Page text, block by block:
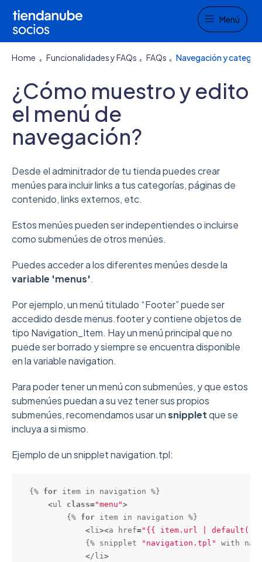
Menu
Menú
Home Funcionalidades y FAQs FAQs Navegación y
¿Cómo muestro y edito
el menú de
navegación?
Desde el adminitrador de tu tienda puedes crear
menúes para incluir links a tus categorías, páginas de
contenido, links externos, etc.
Estos menúes pueden ser indepentiendes o incluirse
como submenúes de otros menúes.
Puedes acceder a los diferentes menúes desde la
variable 'menus'.
Por ejemplo, un menú titulado “Footer” puede ser
accedido desde menus.footer y contiene objetos de
tipo Navigation_Item. Hay un menú principal que no
puede ser borrado y siempre se encuentra disponible
en la variable navigation.
Para poder tener un menú con submenúes, y que estos
submenúes puedan a su vez tener sus propios
submenúes, recomendamos usar unsnippletque se
incluya a si mismo.
Ejemplo de un snipplet navigation.tpl:
{% for item in navigation %}
<ul class="menu">
        {%
for item in navigation %}
< li><a href="{{ item.url |
            {% snipplet
"navigation.tpl"
with
</li>